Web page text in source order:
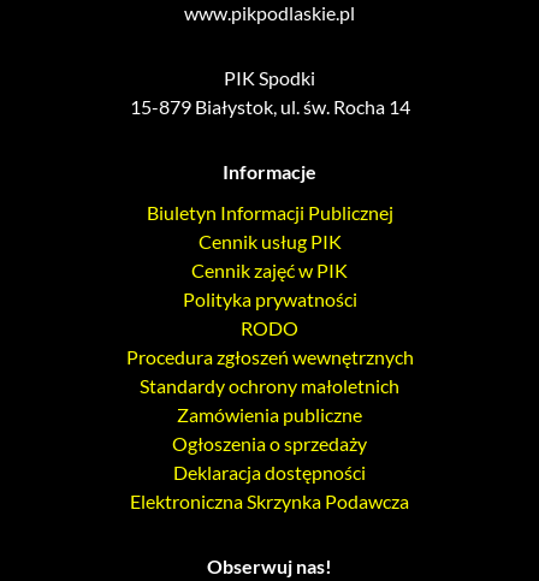
www.pikpodlaskie.pl
PIK Spodki
15-879 Białystok, ul. św. Rocha 14
Informacje
Biuletyn Informacji Publicznej
Cennik usług PIK
Cennik zajęć w PIK
Polityka prywatności
RODO
Procedura zgłoszeń wewnętrznych
Standardy ochrony małoletnich
Zamówienia publiczne
Ogłoszenia o sprzedaży
Deklaracja dostępności
Elektroniczna Skrzynka Podawcza
Obserwuj nas!